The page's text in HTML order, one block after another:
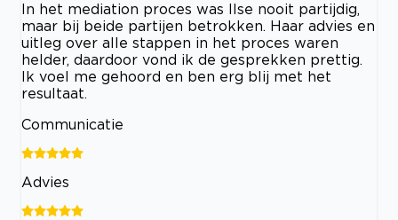
In het mediation proces was Ilse nooit partijdig,
maar bij beide partijen betrokken. Haar advies en
uitleg over alle stappen in het proces waren
helder, daardoor vond ik de gesprekken prettig.
Ik voel me gehoord en ben erg blij met het
resultaat.
Communicatie
Advies